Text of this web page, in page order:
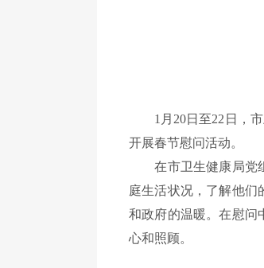
1月20日至22日，市
开展春节慰问活动。
在市卫生健康局党组
庭生活状况，了解他们
和政府的温暖。在慰问
心和照顾。